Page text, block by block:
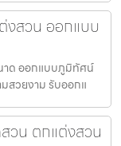
งสวน ออกแบบ
าด ออกแบบภูมิทัศน์
สวยงาม รับออกแ
วน ตกแต่งสวน